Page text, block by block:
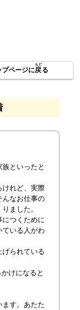
プページに戻る
といったと
けれど、実際
んなお仕事の
ました。
つくために
ている人がわ
げられている
けになると
す。あたた